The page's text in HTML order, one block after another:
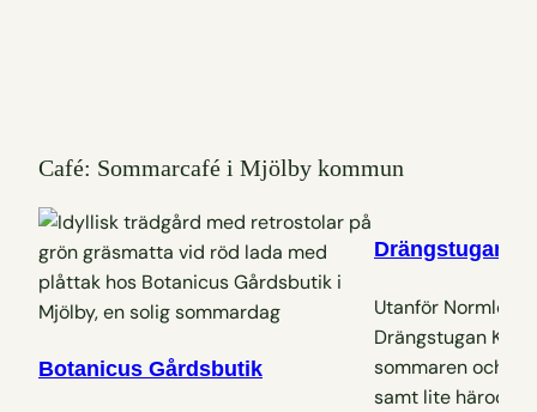
Café: Sommarcafé i Mjölby kommun
Botanicus Gårdsbutik
Drängstugans
Utanför Normlösa
Drängstugan
sommaren och
samt lite härodlat